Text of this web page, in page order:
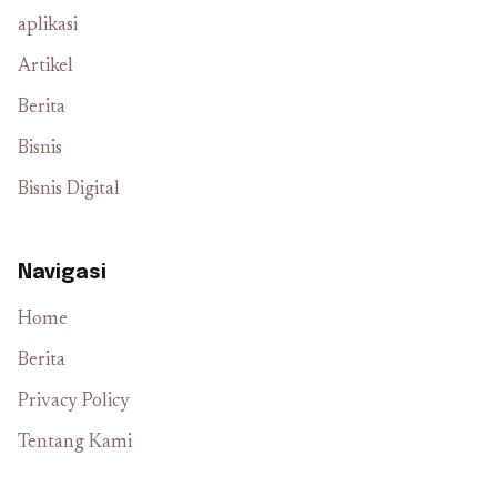
aplikasi
Artikel
Berita
Bisnis
Bisnis Digital
Navigasi
Home
Berita
Privacy Policy
Tentang Kami